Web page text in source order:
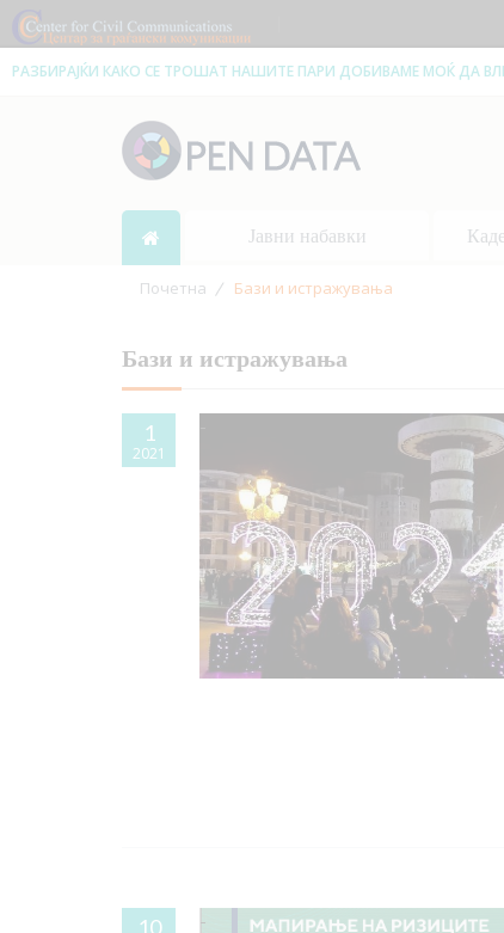
РАЗБИРАЈЌИ КАКО СЕ ТРОШАТ НАШИТЕ ПАРИ ДОБИВАМЕ МОЌ ДА
Јавни набавки
Почетна Бази и истражувања
Бази и истражувања
1
2021
10